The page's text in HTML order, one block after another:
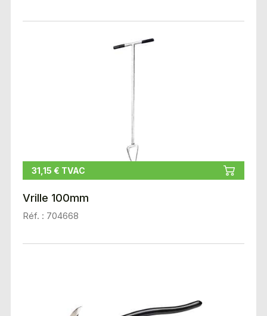
31,15 € TVAC
Vrille 100mm
Réf. : 704668